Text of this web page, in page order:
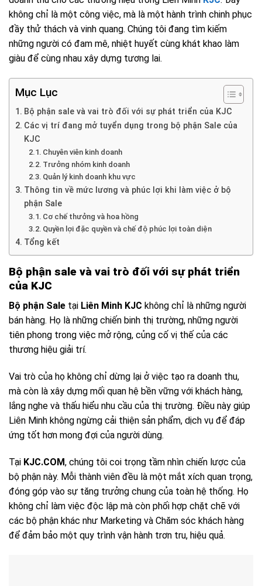
không chỉ là một công việc, mà là một hành trình chinh phục
đầy thử thách và vinh quang. Chúng tôi đang tìm kiếm
những người có đam mê, nhiệt huyết cùng khát khao làm
giàu để cùng nhau xây dựng tương lai.
Mục Lục
Bộ phận sale và vai trò đối với sự phát triển của KJC
Các vị trí đang mở tuyển dụng trong bộ phận Sale của
KJC
Chuyên viên kinh doanh
Trưởng nhóm kinh doanh
Quản lý kinh doanh khu vực
Thông tin về mức lương và phúc lợi khi làm việc ở bộ
phận Sale
Cơ chế thưởng và hoa hồng
Quyền lợi đặc quyền và chế độ phúc lợi toàn diện
Tổng kết
Bộ phận sale và vai trò đối với sự phát triển
của KJC
Bộ phận Sale tại Liên Minh KJC không chỉ là những người
bán hàng. Họ là những chiến binh thị trường, những người
tiên phong trong việc mở rộng, củng cố vị thế của các
thương hiệu giải trí.
Vai trò của họ không chỉ dừng lại ở việc tạo ra doanh thu,
mà còn là xây dựng mối quan hệ bền vững với khách hàng,
lắng nghe và thấu hiểu nhu cầu của thị trường. Điều này giúp
Liên Minh không ngừng cải thiện sản phẩm, dịch vụ để đáp
ứng tốt hơn mong đợi của người dùng.
Tại KJC.COM, chúng tôi coi trọng tầm nhìn chiến lược của
bộ phận này. Mỗi thành viên đều là một mắt xích quan trọng,
đóng góp vào sự tăng trưởng chung của toàn hệ thống. Họ
không chỉ làm việc độc lập mà còn phối hợp chặt chẽ với
các bộ phận khác như Marketing và Chăm sóc khách hàng
để đảm bảo một quy trình vận hành trơn tru, hiệu quả.